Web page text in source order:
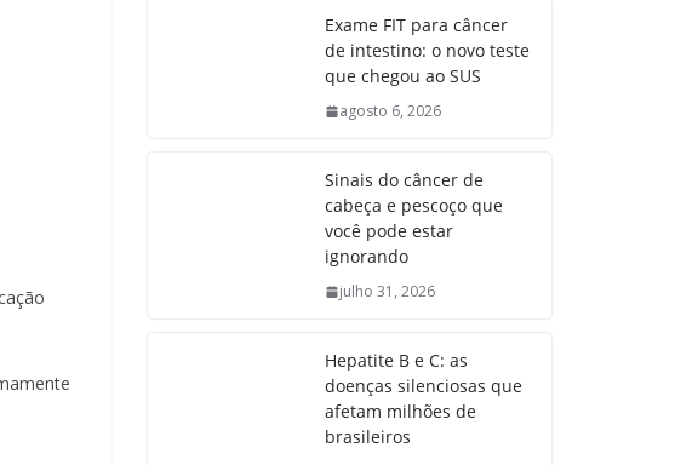
Exame FIT para câncer
de intestino: o novo teste
que chegou ao SUS
agosto 6, 2026
Sinais do câncer de
cabeça e pescoço que
você pode estar
ignorando
julho 31, 2026
Hepatite B e C: as
doenças silenciosas que
afetam milhões de
brasileiros